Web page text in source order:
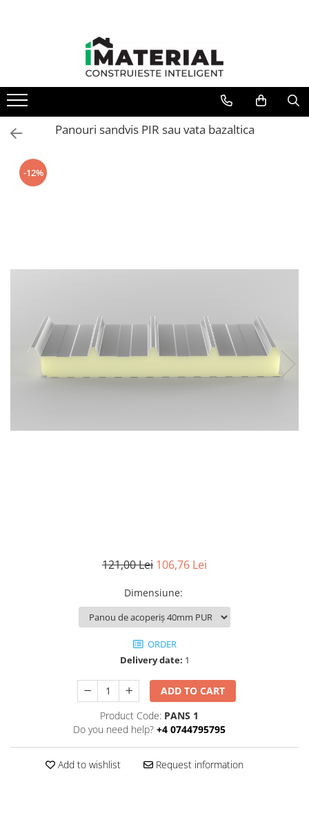
Panouri sandvis PIR sau vata bazaltica
-12%
121,00 Lei 106,76 Lei
Dimensiune:
ORDER
Delivery date: 1
ADD TO CART
Product Code: PANS 1
Do you need help? +4 0744795795
Add to wishlist Request information